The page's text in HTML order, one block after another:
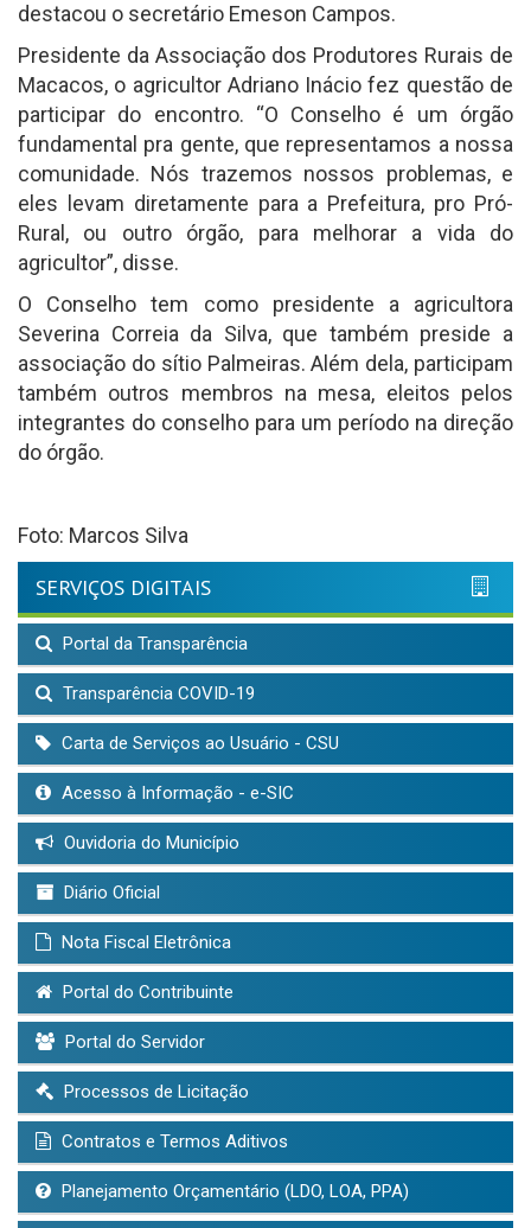
destacou o secretário Emeson Campos.
Presidente da Associação dos Produtores Rurais de
Macacos, o agricultor Adriano Inácio fez questão de
participar do encontro. “O Conselho é um órgão
fundamental pra gente, que representamos a nossa
comunidade. Nós trazemos nossos problemas, e
eles levam diretamente para a Prefeitura, pro Pró-
Rural, ou outro órgão, para melhorar a vida do
agricultor”, disse.
O Conselho tem como presidente a agricultora
Severina Correia da Silva, que também preside a
associação do sítio Palmeiras. Além dela, participam
também outros membros na mesa, eleitos pelos
integrantes do conselho para um período na direção
do órgão.
Foto: Marcos Silva
SERVIÇOS DIGITAIS
Portal da Transparência
Transparência COVID-19
Carta de Serviços ao Usuário - CSU
Acesso à Informação - e-SIC
Ouvidoria do Município
Diário Oficial
Nota Fiscal Eletrônica
Portal do Contribuinte
Portal do Servidor
Processos de Licitação
Contratos e Termos Aditivos
Planejamento Orçamentário (LDO, LOA, PPA)